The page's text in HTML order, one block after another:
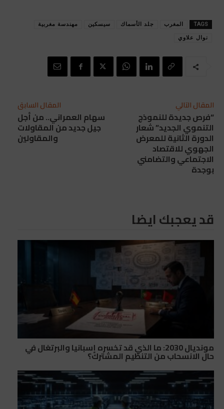
TAGS المغرب جلد الأسماك سيسكين مهندسة مغربية
نوال علاوي
المقال السابق
سهام العمراني.. من أجل
جيل جديد من المقاولات
والمقاولين
المقال التالي
“فرص جديدة للنموذج
التنموي الجديد” شعار
الدورة الثانية للمعرض
الجهوي للاقتصاد
الاجتماعي والتضامني
بوجدة
قد يعجبك ايضا
مونديال 2030: ما الذي قد تخسره إسبانيا والبرتغال في
حال الانسحاب من التنظيم المشترك؟